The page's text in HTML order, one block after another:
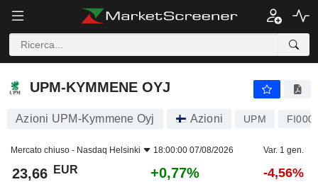
UPM-KYMMENE OYJ
UPM-KYMMENE OYJ
Azioni UPM-Kymmene Oyj Azioni UPM
Mercato chiuso - Nasdaq Helsinki 18:00:00 07/08/2026 Var. 1 gen.
23,66 EUR +0,77% -4,56%